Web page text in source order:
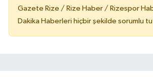
Gazete Rize / Rize Haber / Rizespor
Dakika Haberleri hiçbir şekilde sorumlu